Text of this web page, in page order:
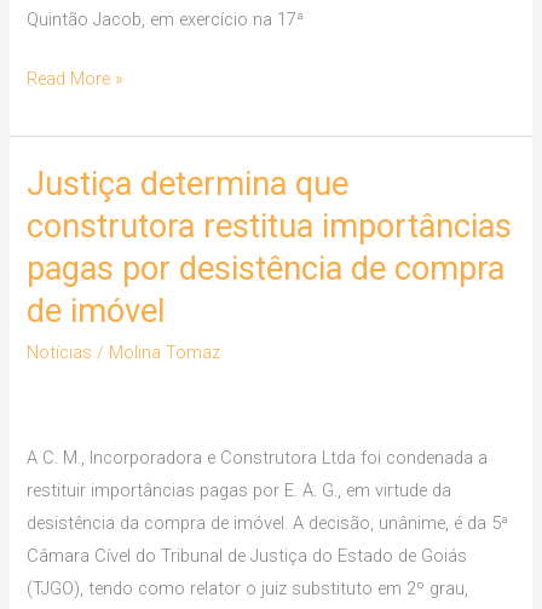
Quintão Jacob, em exercício na 17ª
Read More »
Justiça determina que
construtora restitua importâncias
pagas por desistência de compra
de imóvel
Notícias / Molina Tomaz
A C. M., Incorporadora e Construtora Ltda foi condenada a
restituir importâncias pagas por E. A. G., em virtude da
desistência da compra de imóvel. A decisão, unânime, é da 5ª
Câmara Cível do Tribunal de Justiça do Estado de Goiás
(TJGO), tendo como relator o juiz substituto em 2º grau,
Justiça
determina
que
construtora
restitua
importâncias